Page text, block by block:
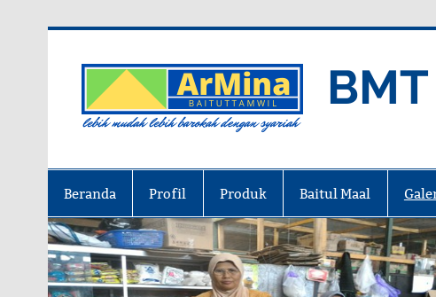
Beranda Profil Produk Baitul Maal